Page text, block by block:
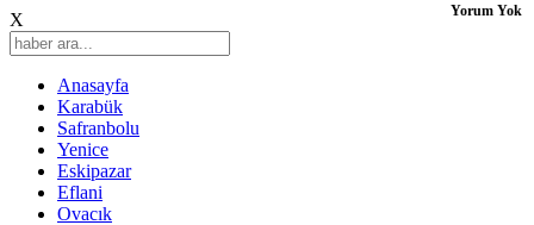
X
Anasayfa
Karabük
Safranbolu
Yenice
Eskipazar
Eflani
Ovacık
Yorum Yok